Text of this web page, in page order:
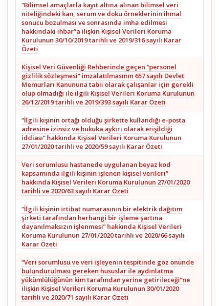
“Bilimsel amaçlarla kayıt altına alınan bilimsel veri
niteliğindeki kan, serum ve doku örneklerinin ihmal
sonucu bozulması ve sonrasında imha edilmesi
hakkındaki ihbar”a ilişkin Kişisel Verileri Koruma
Kurulunun 30/10/2019 tarihli ve 2019/316 sayılı Karar
Özeti
Kişisel Veri Güvenliği Rehberinde geçen “personel
gizlilik sözleşmesi” imzalatılmasının 657 sayılı Devlet
Memurları Kanununa tabii olarak çalışanlar için gerekli
olup olmadığı ile ilgili Kişisel Verileri Koruma Kurulunun
26/12/2019 tarihli ve 2019/393 sayılı Karar Özeti
“İlgili kişinin ortağı olduğu şirkette kullandığı e-posta
adresine izinsiz ve hukuka aykırı olarak erişildiği
iddiası” hakkında Kişisel Verileri Koruma Kurulunun
27/01/2020 tarihli ve 2020/59 sayılı Karar Özeti
Veri sorumlusu hastanede uygulanan beyaz kod
kapsamında ilgili kişinin işlenen kişisel verileri”
hakkında Kişisel Verileri Koruma Kurulunun 27/01/2020
tarihli ve 2020/63 sayılı Karar Özeti
“İlgili kişinin irtibat numarasının bir elektrik dağıtım
şirketi tarafından herhangi bir işleme şartına
dayanılmaksızın işlenmesi” hakkında Kişisel Verileri
Koruma Kurulunun 27/01/2020 tarihli ve 2020/66 sayılı
Karar Özeti
“Veri sorumlusu ve veri işleyenin tespitinde göz önünde
bulundurulması gereken hususlar ile aydınlatma
yükümlülüğünün kim tarafından yerine getirileceği”ne
ilişkin Kişisel Verileri Koruma Kurulunun 30/01/2020
tarihli ve 2020/71 sayılı Karar Özeti